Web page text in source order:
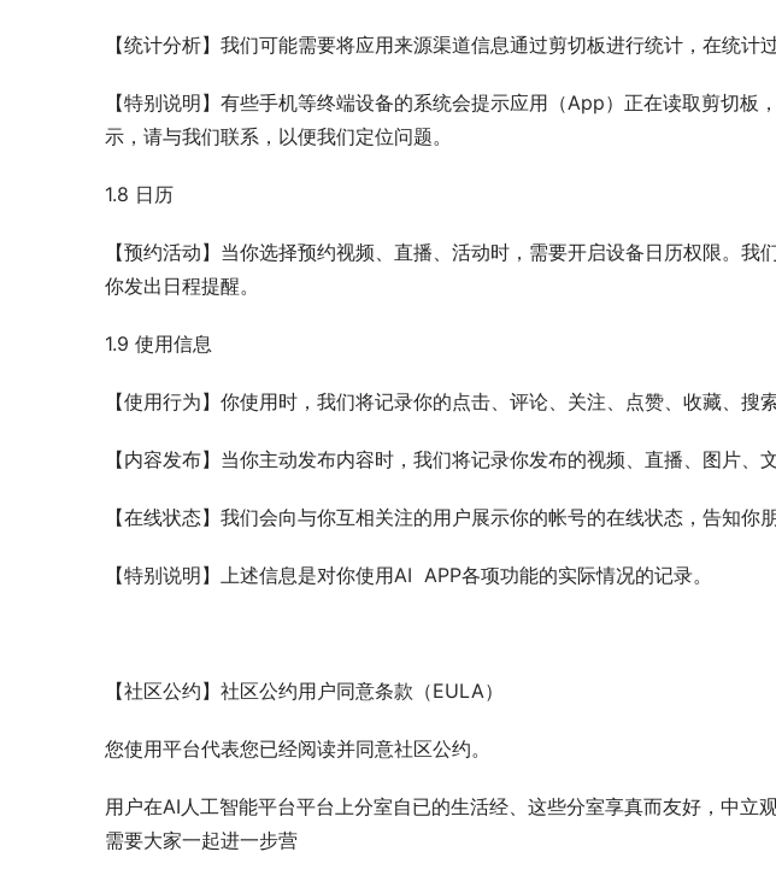
【统计分析】我们可能需要将应用来源渠道信息通过剪切板进行统计，在统计
【特别说明】有些手机等终端设备的系统会提示应用（App）正在读取剪切
示，请与我们联系，以便我们定位问题。
1.8 日历
【预约活动】当你选择预约视频、直播、活动时，需要开启设备日历权限。
你发出日程提醒。
1.9 使用信息
【使用行为】你使用时，我们将记录你的点击、评论、关注、点赞、收藏、搜
【内容发布】当你主动发布内容时，我们将记录你发布的视频、直播、图片、
【在线状态】我们会向与你互相关注的用户展示你的帐号的在线状态，告知你
【特别说明】上述信息是对你使用AI  APP各项功能的实际情况的记录。
【社区公约】社区公约用户同意条款（EULA）
您使用平台代表您已经阅读并同意社区公约。
用户在AI人工智能平台平台上分室自已的生活经、这些分室享真而友好，中
需要大家一起进一步营